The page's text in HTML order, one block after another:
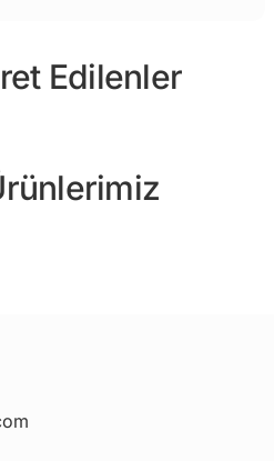
Edilenler